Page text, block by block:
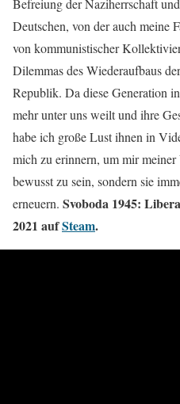
Deutschen, von der auch meine
von kommunistischer
Dilemmas des Wiederaufbaus
Republik. Da diese Generation
mehr unter uns weilt und ihre
habe ich große Lust ihnen in
mich zu erinnern, um mir
bewusst zu sein, sondern sie
erneuern. Svoboda 1945:
2021 aufSteam.